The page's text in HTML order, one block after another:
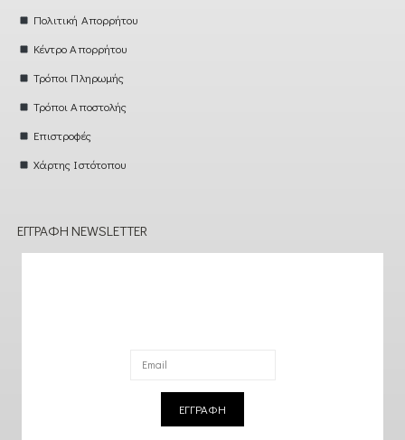
Πολιτική Απορρήτου
Κέντρο Απορρήτου
Τρόποι Πληρωμής
Τρόποι Αποστολής
Επιστροφές
Χάρτης Ιστότοπου
ΕΓΓΡΑΦΉ NEWSLETTER
ΕΓΓΡΑΦΗ